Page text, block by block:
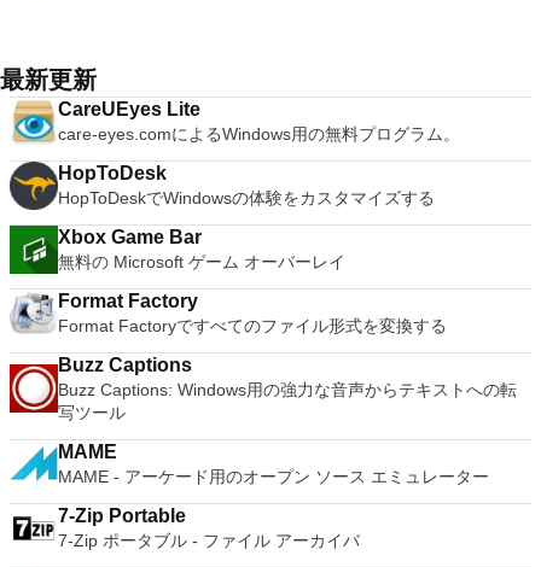
ダウンロード
Although it is a free suite, WPS Office 2016 Free comes with
many innovative features, including a useful a paragraph
adjustment tool int he Writer program. It has an Office to PDF
converter, automatic spell checking and word count features.
It also has some neat tools such as the Watermark in
document, and converting PowerPoint to Word document
support. Overall, WPS Office 2016 Free is a good alternative
to Microsoft's offering. The Writer program is a versatile word
processor; the Presentation program is an easy to use and
effective slide show maker that helps you to create impressive
multimedia presentations; and the Spreadsheets program is
both a flexible and a powerful spreadsheet application.
system resources. So, if you need a free terminal emulator,
which is easy to master and supports remote Telnet or SSH
host connections then Tera Term is a good choice.
anywhere on VMware software. vSphere and vCloud Air
Support - Drag and drop VMs between environments.
Restricted and Encrypted VMs - Protection and performance
enhancements. Expiring Virtual Machines - Time-limited
virtual machines. Latest Hardware Support - Broadwell and
Haswell CPU support. Enterprise Quality Virtual Machines -
16 vCPUs, 8TB virtual disks, and 64GB memory. Enhanced
IPv6 Support - IPv6-to-IPv4 NAT (6to4 and 4to6). Virtual
Machine Video Memory - Up to 2GB. Enhanced Connectivity -
High Resolution Displays - 4K UHD and QHD+ support.
VMware Workstation Pro is a perfect choice for those of you
who are a little skeptical about making the leap over to
Windows 10. By utilizing an app like this, you'll get to try out
all of Windows 10's new features in a safe sandboxed
environment, without the need to install the OS natively.
VMware Workstation Pro doesn't just support Microsofts OS,
you can also install Linux VMs, including Ubuntu, Red Hat,
Fedora, and lots of other distributions as well. Overall,
Workstation Pro offers high performance, strong reliability,
and cutting edge features that make it stand out from the
crowd. The full version is a little pricey, but you do get what
最新更新
CareUEyes Lite
care-eyes.comによるWindows用の無料プログラム。
HopToDesk
HopToDeskでWindowsの体験をカスタマイズする
Xbox Game Bar
無料の Microsoft ゲーム オーバーレイ
Format Factory
Format Factoryですべてのファイル形式を変換する
Buzz Captions
Buzz Captions: Windows用の強力な音声からテキストへの転
写ツール
MAME
MAME - アーケード用のオープン ソース エミュレーター
7-Zip Portable
7-Zip ポータブル - ファイル アーカイバ